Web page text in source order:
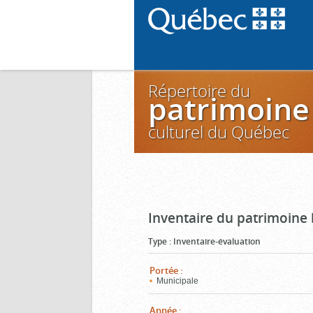
Répertoire du
patrimoine
culturel du Québec
Inventaire du patrimoine
Type : Inventaire-évaluation
Portée :
Municipale